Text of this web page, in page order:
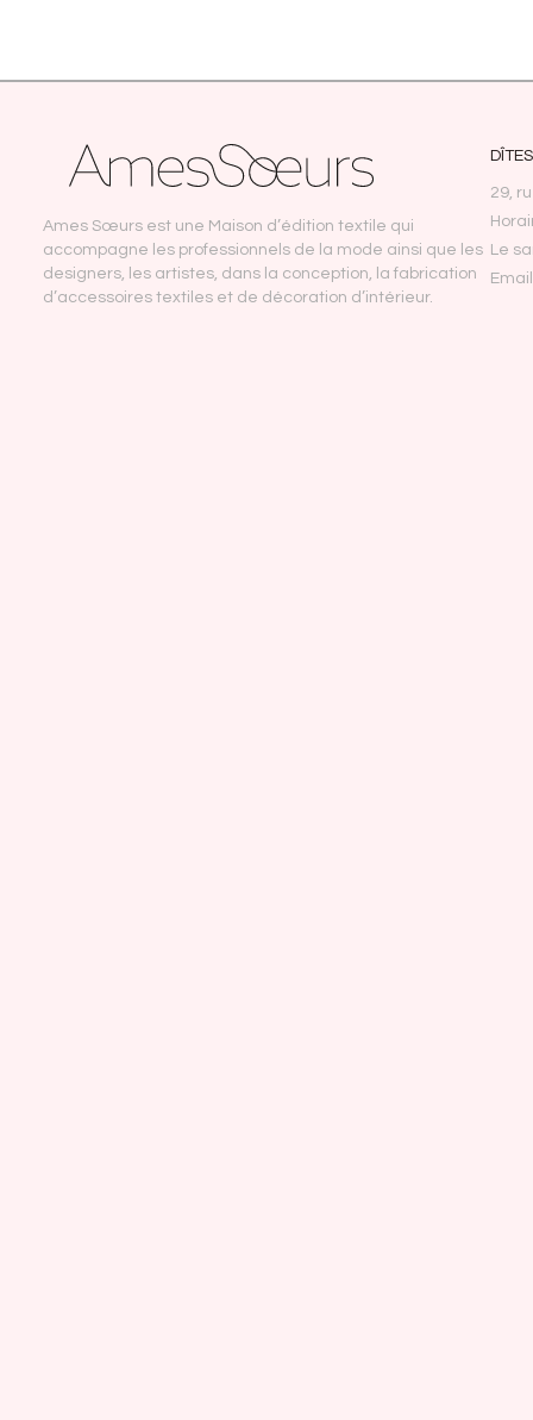
Ames Sœurs est une Maison d’édition textile qui
accompagne les professionnels de la mode ainsi que les
designers, les artistes, dans la conception, la fabrication
d’accessoires textiles et de décoration d’intérieur.
29,
Le